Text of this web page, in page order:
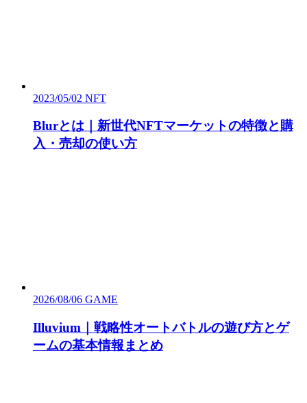
2023/05/02 NFT
Blurとは｜新世代NFTマーケットの特徴と購
入・売却の使い方
2026/08/06 GAME
Illuvium｜戦略性オートバトルの遊び方とゲ
ームの基本情報まとめ